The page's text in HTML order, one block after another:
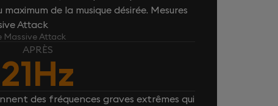
de la musique désirée. Mesures
Attack
Massive Attack
APRÈS
21Hz
des fréquences graves extrêmes qui